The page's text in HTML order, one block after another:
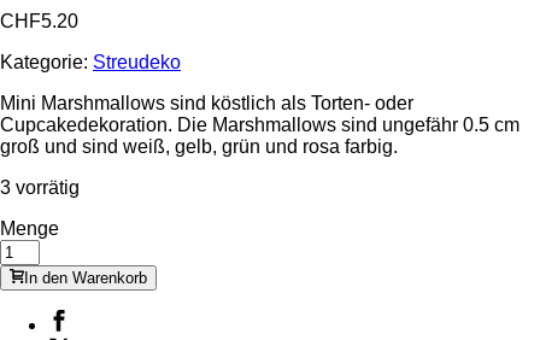
CHF5.20
Kategorie: Streudeko
Mini Marshmallows sind köstlich als Torten- oder
Cupcakedekoration. Die Marshmallows sind ungefähr 0.5 cm
groß und sind weiß, gelb, grün und rosa farbig.
3 vorrätig
Menge
In den Warenkorb